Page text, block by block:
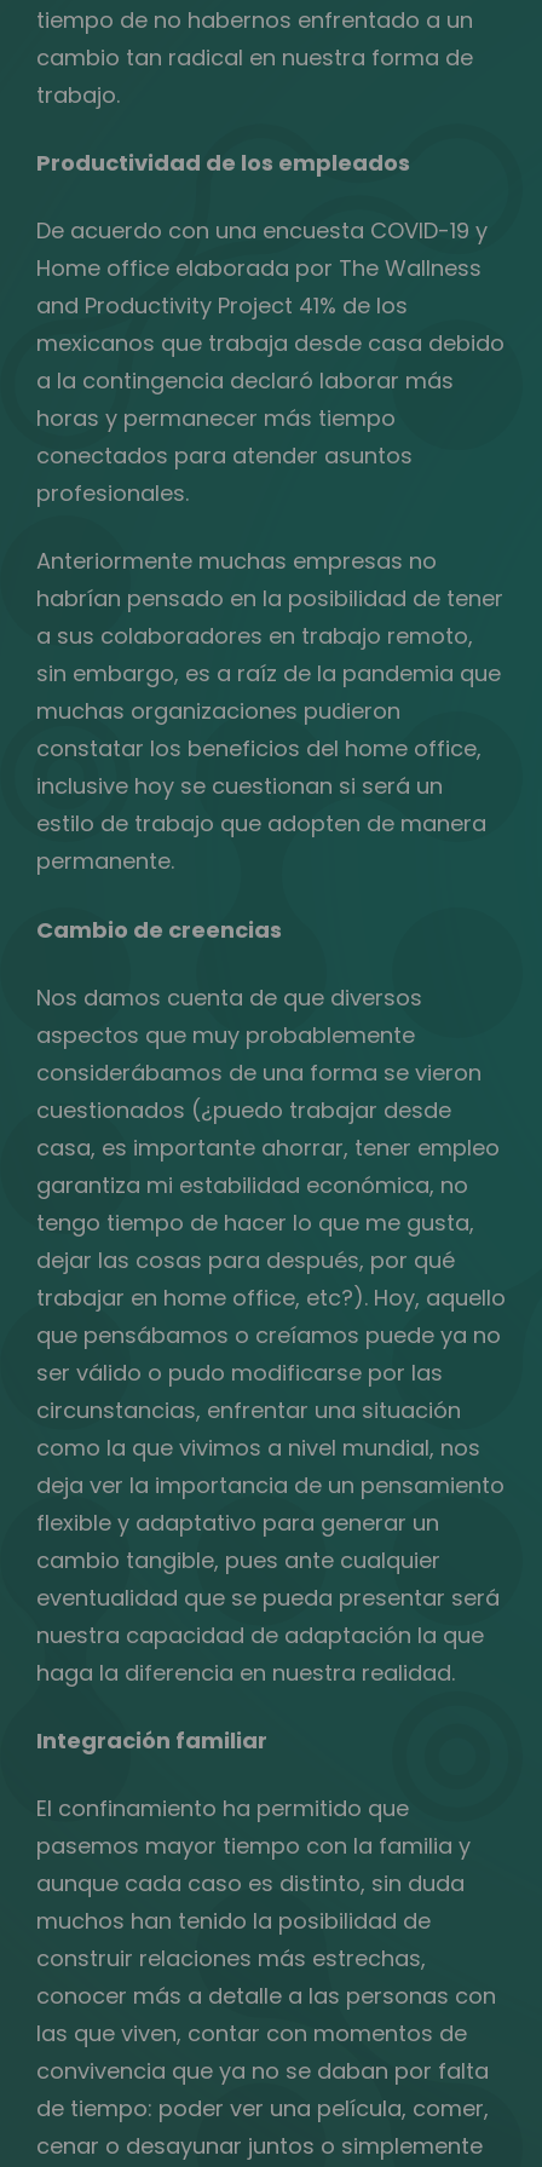
tiempo de no habernos enfrentado a un
cambio tan radical en nuestra forma de
trabajo.
Productividad de los empleados
De acuerdo con una encuesta COVID-19 y
Home office elaborada por The Wallness
and Productivity Project 41% de los
mexicanos que trabaja desde casa debido
a la contingencia declaró laborar más
horas y permanecer más tiempo
conectados para atender asuntos
profesionales.
Anteriormente muchas empresas no
habrían pensado en la posibilidad de tener
a sus colaboradores en trabajo remoto,
sin embargo, es a raíz de la pandemia que
muchas organizaciones pudieron
constatar los beneficios del home office,
inclusive hoy se cuestionan si será un
estilo de trabajo que adopten de manera
permanente.
Cambio de creencias
Nos damos cuenta de que diversos
aspectos que muy probablemente
considerábamos de una forma se vieron
cuestionados (¿puedo trabajar desde
casa, es importante ahorrar, tener empleo
garantiza mi estabilidad económica, no
tengo tiempo de hacer lo que me gusta,
dejar las cosas para después, por qué
trabajar en home office, etc?). Hoy, aquello
que pensábamos o creíamos puede ya no
ser válido o pudo modificarse por las
circunstancias, enfrentar una situación
como la que vivimos a nivel mundial, nos
deja ver la importancia de un pensamiento
flexible y adaptativo para generar un
cambio tangible, pues ante cualquier
eventualidad que se pueda presentar será
nuestra capacidad de adaptación la que
haga la diferencia en nuestra realidad.
Integración familiar
El confinamiento ha permitido que
pasemos mayor tiempo con la familia y
aunque cada caso es distinto, sin duda
muchos han tenido la posibilidad de
construir relaciones más estrechas,
conocer más a detalle a las personas con
las que viven, contar con momentos de
convivencia que ya no se daban por falta
de tiempo: poder ver una película, comer,
cenar o desayunar juntos o simplemente